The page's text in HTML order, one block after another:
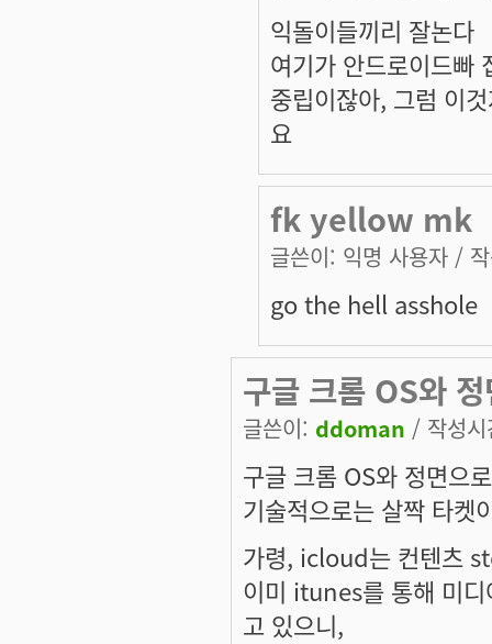
익돌이들끼리 잘논다
여기가 안드로이드빠
중립이잖아, 그럼 이
요
fk yellow mk
글쓴이: 익명 사용자 /
go the hell asshole
구글 크롬 OS와
글쓴이: ddoman / 작성
구글 크롬 OS와 정면으
기술적으로는 살짝 타켓
가령, icloud는 컨텐츠
이미 itunes를 통해 미
고 있으니,